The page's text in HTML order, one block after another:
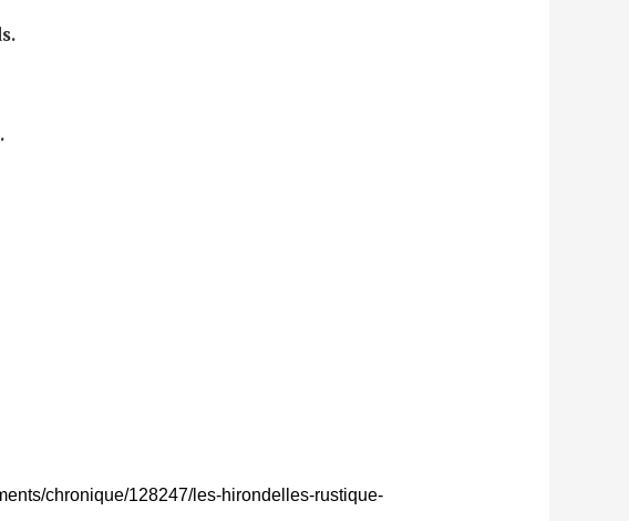
chronique/128247/les-hirondelles-rustique-